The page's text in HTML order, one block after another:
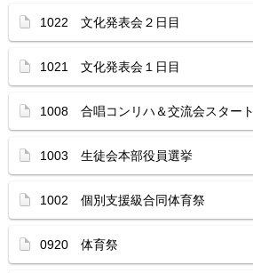
1022 文化発表会２日目
1021 文化発表会１日目
1008 合唱コンリハ＆交流会スタート
1003 生徒会本部役員選挙
1002 個別支援級合同体育祭
0920 体育祭